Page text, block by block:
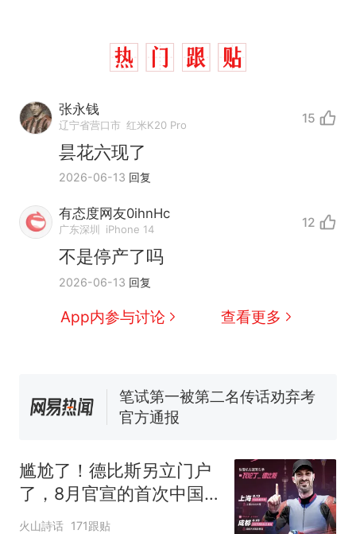
张永钱
辽宁省营口市 红米K20 Pro 15
昙花六现了
2026-06-13 回复
有态度网友0ihnHc
广东深圳 iPhone 14 12
不是停产了吗
2026-06-13 回复
App内参与讨论 查看更多
么？
新 那个在床头放菜刀的女孩，
因老师一句“跟我回家”改写了
人生
费大厨“全国小炒肉大王”称
号，仅凭视频评出？中国烹饪
协会回应
男子上山采菌偶然发现鸡枞菌
窝，原地守1天等它长大：挖了
140多朵
美国渔民钓获鲨鱼徒手将其拽
热 制裁瓜子饺子，美国怕什
么？
尴尬了！德比斯另立门户
了，8月官宣的首次中国
之行，公开排期并没有和
火山詩话 171跟贴